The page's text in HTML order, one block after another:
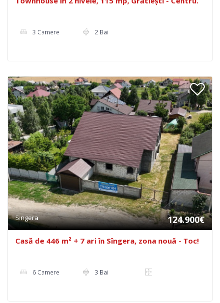
3 Camere 2 Bai
Singera 124.900€
Casă de 446 m² + 7 ari în Sîngera, zona nouă - Toc!
6 Camere 3 Bai